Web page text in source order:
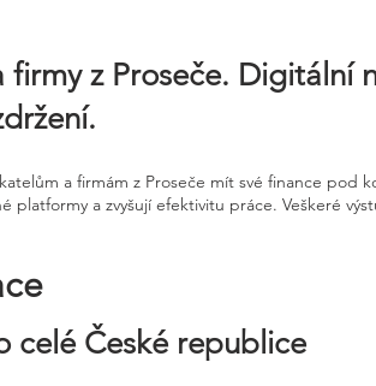
z Proseče. Digitální
a firmám z Proseče mít své finance pod
a zvyšují efektivitu práce. Veškeré
celé České republice